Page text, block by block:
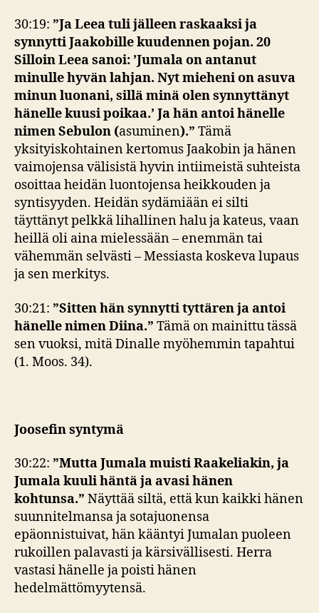
30:19: ”Ja Leea tuli jälleen raskaaksi ja
synnytti Jaakobille kuudennen pojan. 20
Silloin Leea sanoi: ’Jumala on antanut
minulle hyvän lahjan. Nyt mieheni on asuva
minun luonani, sillä minä olen synnyttänyt
hänelle kuusi poikaa.’ Ja hän antoi hänelle
nimen Sebulon (asuminen).” Tämä
yksityiskohtainen kertomus Jaakobin ja hänen
vaimojensa välisistä hyvin intiimeistä suhteista
osoittaa heidän luontojensa heikkouden ja
syntisyyden. Heidän sydämiään ei silti
täyttänyt pelkkä lihallinen halu ja kateus, vaan
heillä oli aina mielessään – enemmän tai
vähemmän selvästi – Messiasta koskeva lupaus
ja sen merkitys.
30:21: ”Sitten hän synnytti tyttären ja antoi
hänelle nimen Diina.” Tämä on mainittu tässä
sen vuoksi, mitä Dinalle myöhemmin tapahtui
(1. Moos. 34).
Joosefin syntymä
30:22: ”Mutta Jumala muisti Raakeliakin, ja
Jumala kuuli häntä ja avasi hänen
kohtunsa.” Näyttää siltä, että kun kaikki hänen
suunnitelmansa ja sotajuonensa
epäonnistuivat, hän kääntyi Jumalan puoleen
rukoillen palavasti ja kärsivällisesti. Herra
vastasi hänelle ja poisti hänen
hedelmättömyytensä.